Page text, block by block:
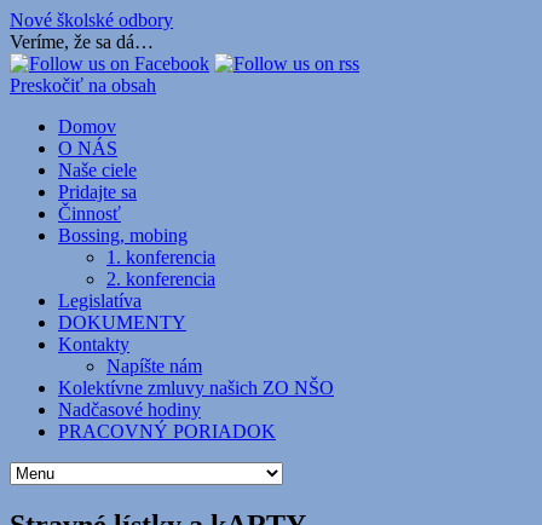
Nové školské odbory
Veríme, že sa dá…
Preskočiť na obsah
Domov
O NÁS
Naše ciele
Pridajte sa
Činnosť
Bossing, mobing
1. konferencia
2. konferencia
Legislatíva
DOKUMENTY
Kontakty
Napíšte nám
Kolektívne zmluvy našich ZO NŠO
Nadčasové hodiny
PRACOVNÝ PORIADOK